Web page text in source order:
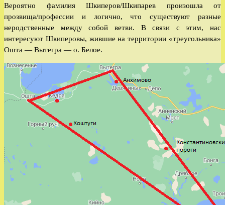
Вероятно фамилия Шкиперов/Шкипарев произошла от
прозвища/профессии и логично, что существуют разные
неродственные между собой ветви. В связи с этим, нас
интересуют Шкиперовы, жившие на территории «треугольника»
Ошта — Вытегра — о. Белое.